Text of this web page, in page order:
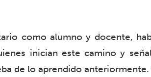
como alumno y docente,
inician este camino y
de lo aprendido anteriormente.